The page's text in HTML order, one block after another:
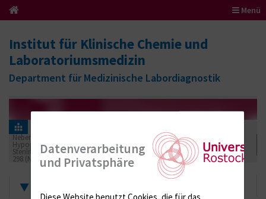
Menü
Institut für Klinische Chemie und
Laboratoriumsmedizin
Department für Medizinische Labordiagnostik
Nebenniere / Niere; Nebenschilddrüse ( Ca-Stoffwechsel / Knochen;
Hypophyse / Wachstum; Gestroinaltrakt / Vitamine; Gonaden / Zyklus /
Sterilität
298 (Nebenniere / Hypophyse) 2016
Datenverarbeitung
und Privatsphäre
Diese Website benutzt Cookies, die für das